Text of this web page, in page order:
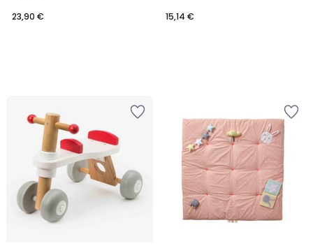
23,90 €
15,14 €